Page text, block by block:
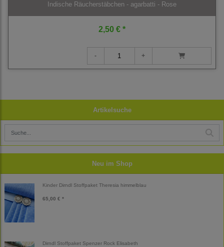
Artikelsuche
Neu im Shop
Kinder Dirndl Stoffpaket Theresia himmelblau
65,00 € *
Dirndl Stoffpaket Spenzer Rock Elisabeth
Indische Räucherstäbchen - agarbatti - Rose
2,50 € *